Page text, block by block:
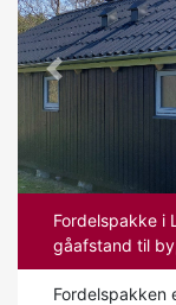
Previous
Fordelspakke i
gåafstand til
Fordelspakken